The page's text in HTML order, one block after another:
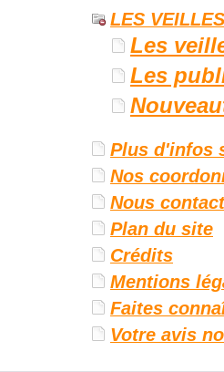
LES
Les
Les
Plus d'infos
Nos
Nous
Plan du site
Crédits
Mentions
Faites
Votre avis